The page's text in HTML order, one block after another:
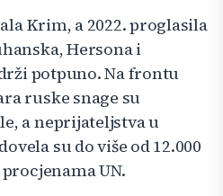
Krim, a 2022. proglasila
Hersona i
potpuno. Na frontu
ruske snage su
a neprijateljstva u
su do više od 12.000
UN.